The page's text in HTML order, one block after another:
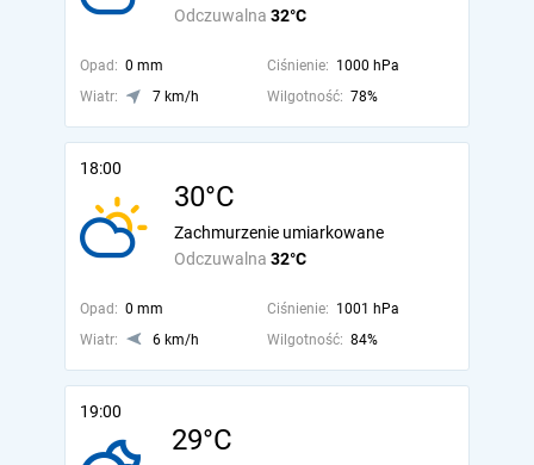
Odczuwalna 32°C
Opad: 0 mm Ciśnienie: 1000 hPa
Wiatr:
7 km/h Wilgotność: 78%
18:00
30°C
Odczuwalna 32°C
Zachmurzenie umiarkowane
Opad: 0 mm Ciśnienie: 1001 hPa
Wiatr:
6 km/h Wilgotność: 84%
19:00
29°C